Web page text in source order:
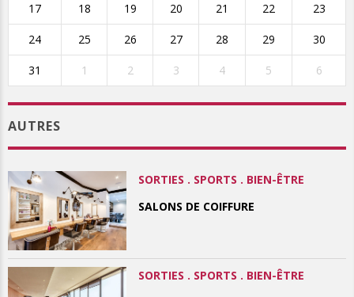
17 18 19 20 21 22 23
24 25 26 27 28 29 30
31 1 2 3 4 5 6
AUTRES
SORTIES . SPORTS . BIEN-ÊTRE
SALONS DE COIFFURE
SORTIES . SPORTS . BIEN-ÊTRE